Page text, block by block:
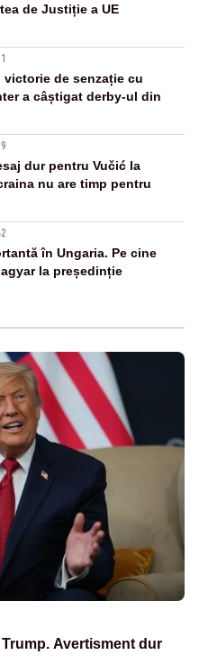
de Justiție a UE
victorie de senzație cu
a câștigat derby-ul din
dur pentru Vučić la
nu are timp pentru
în Ungaria. Pe cine
la președinție
Avertisment dur